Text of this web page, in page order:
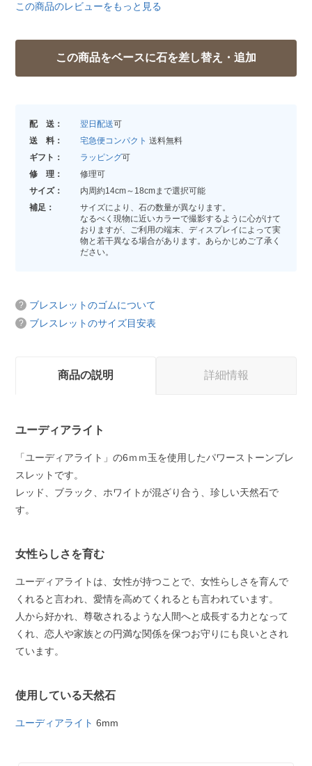
この商品のレビューをもっと見る
配 送： 翌日配送可
送 料：
宅急便コンパクト 送料無料
ギフト：
ラッピング可
修 理：
修理可
サイズ：
内周約14cm～18cmまで選択可能
補足：
サイズにより、石の数量が異なります。
なるべく現物に近いカラーで撮影するように心がけて
おりますが、ご利用の端末、ディスプレイによって実
物と若干異なる場合があります。あらかじめご了承く
ださい。
ブレスレットのゴムについて
ブレスレットのサイズ目安表
商品の説明 詳細情報
ユーディアライト
「ユーディアライト」の6ｍｍ玉を使用したパワーストーンブレ
スレットです。
レッド、ブラック、ホワイトが混ざり合う、珍しい天然石で
す。
女性らしさを育む
ユーディアライトは、女性が持つことで、女性らしさを育んで
くれると言われ、愛情を高めてくれるとも言われています。
人から好かれ、尊敬されるような人間へと成長する力となって
くれ、恋人や家族との円満な関係を保つお守りにも良いとされ
ています。
使用している天然石
ユーディアライト 6mm